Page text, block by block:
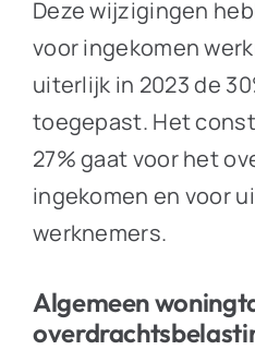
Deze wijzigingen
voor ingekomen
uiterlijk in 2023 de
toegepast. Het
27% gaat voor het
ingekomen en voor
werknemers.
Algemeen